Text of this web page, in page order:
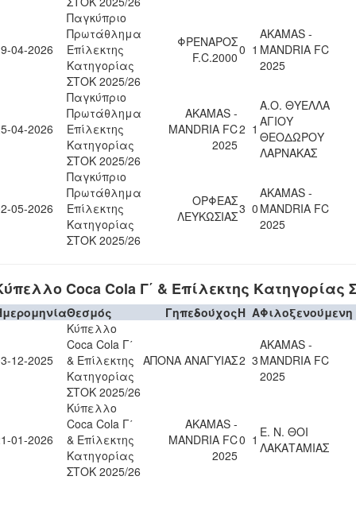
04-2026
Παγκύπριο
Πρωτάθλημα
Επίλεκτης
Κατηγορίας
ΣΤΟΚ 2025/26
ΦΡΕΝΑΡΟΣ
F.C.20000 1
AKAMAS -
MANDRIA FC
2025
04-2026
Παγκύπριο
Πρωτάθλημα
Επίλεκτης
Κατηγορίας
ΣΤΟΚ 2025/26
AKAMAS -
MANDRIA FC
2025
2 1
Α.Ο. ΘΥΕΛΛΑ
ΑΓΙΟΥ
ΘΕΟΔΩΡΟΥ
ΛΑΡΝΑΚΑΣ
05-2026
Παγκύπριο
Πρωτάθλημα
Επίλεκτης
Κατηγορίας
ΣΤΟΚ 2025/26
ΟΡΦΕΑΣ
ΛΕΥΚΩΣΙΑΣ3 0
AKAMAS -
MANDRIA FC
2025
Coca Cola Γ΄ & Επίλεκτης Κατηγορίας
Θεσμός ΓηπεδούχοςH AΦιλοξενούμενη
12-2025
Κύπελλο
Coca Cola Γ΄
& Επίλεκτης
Κατηγορίας
ΣΤΟΚ 2025/26
ΑΠΟΝΑ ΑΝΑΓΥΙΑΣ2 3
AKAMAS -
MANDRIA FC
2025
01-2026
Κύπελλο
Coca Cola Γ΄
& Επίλεκτης
Κατηγορίας
ΣΤΟΚ 2025/26
AKAMAS -
MANDRIA FC
2025
0 1 Ε. Ν. ΘΟΙ
ΛΑΚΑΤΑΜΙΑΣ